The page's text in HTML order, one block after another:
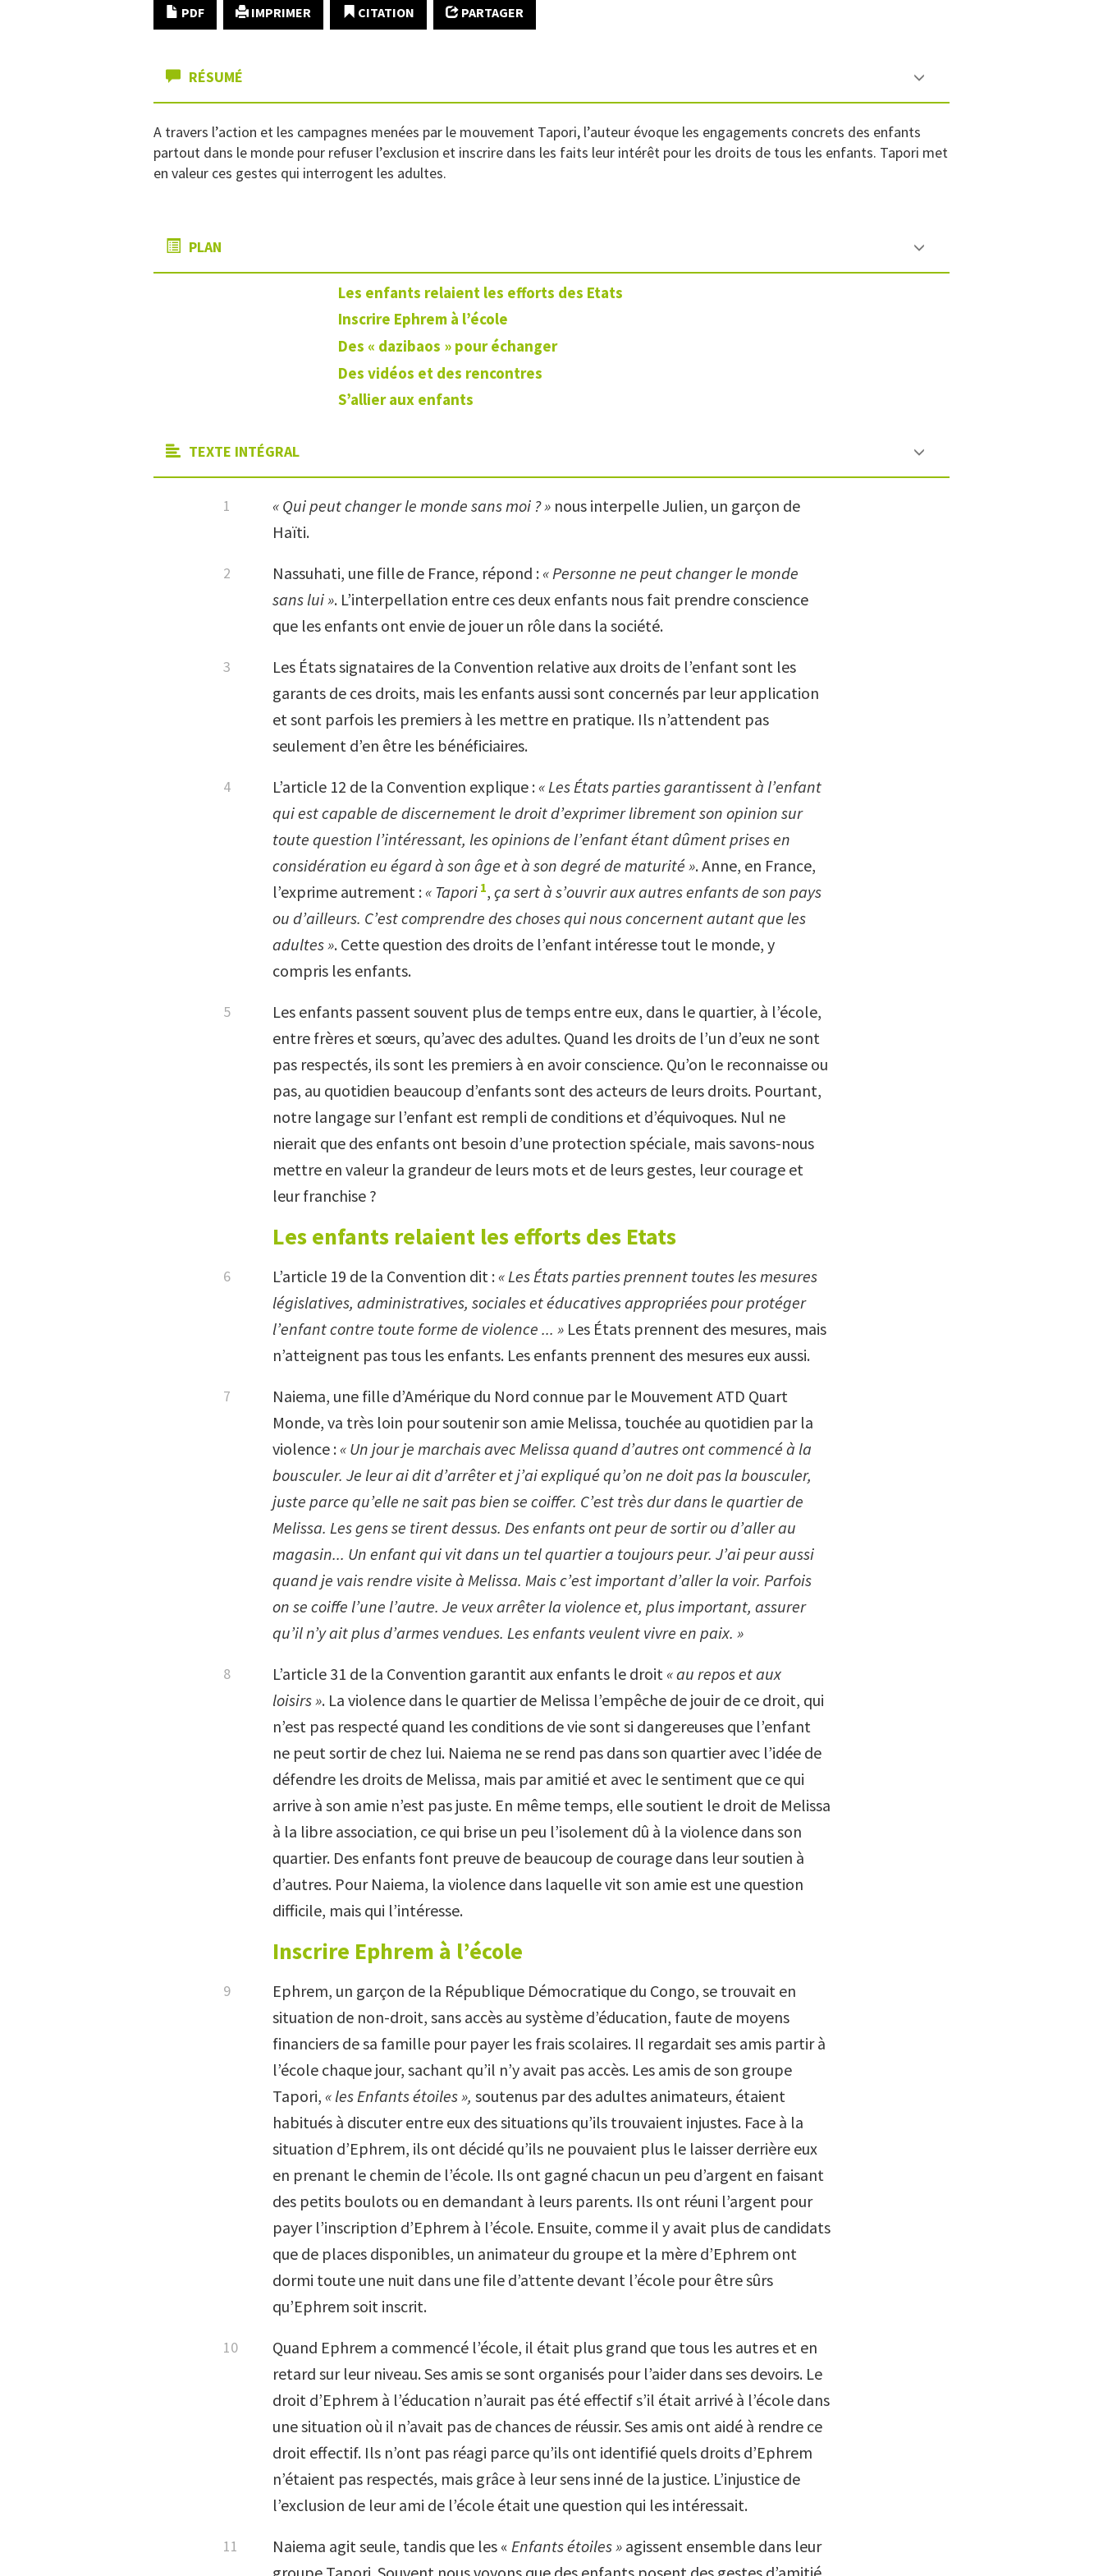
PDF IMPRIMER CITATION PARTAGER
RÉSUMÉ
A travers l’action et les campagnes menées par le mouvement Tapori, l’auteur évoque les engagements concrets des enfants
partout dans le monde pour refuser l’exclusion et inscrire dans les faits leur intérêt pour les droits de tous les enfants. Tapori met
en valeur ces gestes qui interrogent les adultes.
PLAN
Les enfants relaient les efforts des Etats
Inscrire Ephrem à l’école
Des « dazibaos » pour échanger
Des vidéos et des rencontres
S’allier aux enfants
TEXTE INTÉGRAL
« Qui peut changer le monde sans moi ? » nous interpelle Julien, un garçon de
Haïti.
Nassuhati, une fille de France, répond : « Personne ne peut changer le monde
sans lui ». L’interpellation entre ces deux enfants nous fait prendre conscience
que les enfants ont envie de jouer un rôle dans la société.
Les États signataires de la Convention relative aux droits de l’enfant sont les
garants de ces droits, mais les enfants aussi sont concernés par leur application
et sont parfois les premiers à les mettre en pratique. Ils n’attendent pas
seulement d’en être les bénéficiaires.
L’article 12 de la Convention explique : « Les États parties garantissent à l’enfant
qui est capable de discernement le droit d’exprimer librement son opinion sur
toute question l’intéressant, les opinions de l’enfant étant dûment prises en
considération eu égard à son âge et à son degré de maturité ». Anne, en France,
l’exprime autrement : « Tapori 1, ça sert à s’ouvrir aux autres enfants de son pays
ou d’ailleurs. C’est comprendre des choses qui nous concernent autant que les
adultes ». Cette question des droits de l’enfant intéresse tout le monde, y
compris les enfants.
Les enfants passent souvent plus de temps entre eux, dans le quartier, à l’école,
entre frères et sœurs, qu’avec des adultes. Quand les droits de l’un d’eux ne sont
pas respectés, ils sont les premiers à en avoir conscience. Qu’on le reconnaisse ou
pas, au quotidien beaucoup d’enfants sont des acteurs de leurs droits. Pourtant,
notre langage sur l’enfant est rempli de conditions et d’équivoques. Nul ne
nierait que des enfants ont besoin d’une protection spéciale, mais savons-nous
mettre en valeur la grandeur de leurs mots et de leurs gestes, leur courage et
leur franchise ?
Les enfants relaient les efforts des Etats
L’article 19 de la Convention dit : « Les États parties prennent toutes les mesures
législatives, administratives, sociales et éducatives appropriées pour protéger
l’enfant contre toute forme de violence ... » Les États prennent des mesures, mais
n’atteignent pas tous les enfants. Les enfants prennent des mesures eux aussi.
Naiema, une fille d’Amérique du Nord connue par le Mouvement ATD Quart
Monde, va très loin pour soutenir son amie Melissa, touchée au quotidien par la
violence : « Un jour je marchais avec Melissa quand d’autres ont commencé à la
bousculer. Je leur ai dit d’arrêter et j’ai expliqué qu’on ne doit pas la bousculer,
juste parce qu’elle ne sait pas bien se coiffer. C’est très dur dans le quartier de
Melissa. Les gens se tirent dessus. Des enfants ont peur de sortir ou d’aller au
magasin... Un enfant qui vit dans un tel quartier a toujours peur. J’ai peur aussi
quand je vais rendre visite à Melissa. Mais c’est important d’aller la voir. Parfois
on se coiffe l’une l’autre. Je veux arrêter la violence et, plus important, assurer
qu’il n’y ait plus d’armes vendues. Les enfants veulent vivre en paix. »
L’article 31 de la Convention garantit aux enfants le droit « au repos et aux
loisirs ». La violence dans le quartier de Melissa l’empêche de jouir de ce droit, qui
n’est pas respecté quand les conditions de vie sont si dangereuses que l’enfant
ne peut sortir de chez lui. Naiema ne se rend pas dans son quartier avec l’idée de
défendre les droits de Melissa, mais par amitié et avec le sentiment que ce qui
arrive à son amie n’est pas juste. En même temps, elle soutient le droit de Melissa
à la libre association, ce qui brise un peu l’isolement dû à la violence dans son
quartier. Des enfants font preuve de beaucoup de courage dans leur soutien à
d’autres. Pour Naiema, la violence dans laquelle vit son amie est une question
difficile, mais qui l’intéresse.
Inscrire Ephrem à l’école
Ephrem, un garçon de la République Démocratique du Congo, se trouvait en
situation de non-droit, sans accès au système d’éducation, faute de moyens
financiers de sa famille pour payer les frais scolaires. Il regardait ses amis partir à
l’école chaque jour, sachant qu’il n’y avait pas accès. Les amis de son groupe
Tapori, « les Enfants étoiles », soutenus par des adultes animateurs, étaient
habitués à discuter entre eux des situations qu’ils trouvaient injustes. Face à la
situation d’Ephrem, ils ont décidé qu’ils ne pouvaient plus le laisser derrière eux
en prenant le chemin de l’école. Ils ont gagné chacun un peu d’argent en faisant
des petits boulots ou en demandant à leurs parents. Ils ont réuni l’argent pour
payer l’inscription d’Ephrem à l’école. Ensuite, comme il y avait plus de candidats
que de places disponibles, un animateur du groupe et la mère d’Ephrem ont
dormi toute une nuit dans une file d’attente devant l’école pour être sûrs
qu’Ephrem soit inscrit.
Quand Ephrem a commencé l’école, il était plus grand que tous les autres et en
retard sur leur niveau. Ses amis se sont organisés pour l’aider dans ses devoirs. Le
droit d’Ephrem à l’éducation n’aurait pas été effectif s’il était arrivé à l’école dans
une situation où il n’avait pas de chances de réussir. Ses amis ont aidé à rendre ce
droit effectif. Ils n’ont pas réagi parce qu’ils ont identifié quels droits d’Ephrem
n’étaient pas respectés, mais grâce à leur sens inné de la justice. L’injustice de
l’exclusion de leur ami de l’école était une question qui les intéressait.
Naiema agit seule, tandis que les « Enfants étoiles » agissent ensemble dans leur